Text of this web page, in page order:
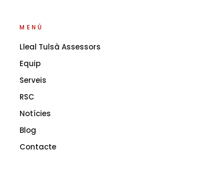
MENÚ
Lleal Tulsà Assessors
Equip
Serveis
RSC
Notícies
Blog
Contacte